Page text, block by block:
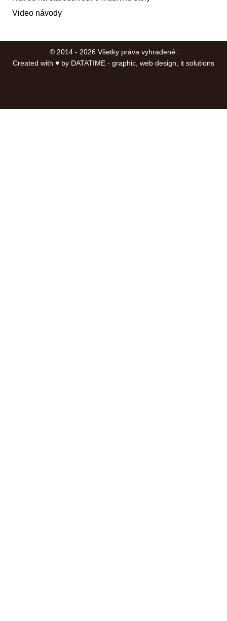
Video návody
© 2014 - 2026 Všetky práva vyhradené.
Created with ♥ by DATATIME - graphic, web design, it solutions